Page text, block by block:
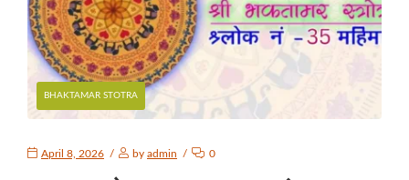
BHAKTAMAR STOTRA
April 8, 2026 by admin 0